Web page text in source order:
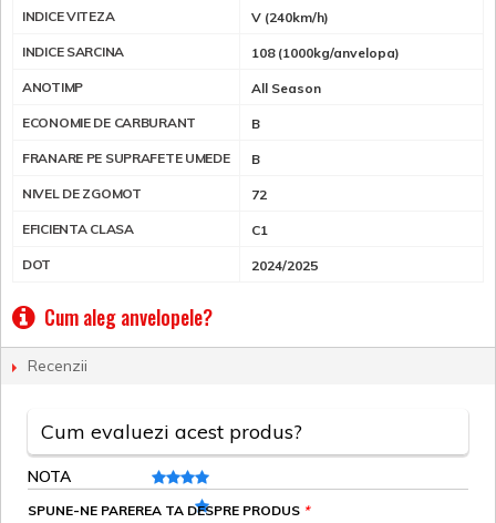
INDICE VITEZA V (240km/h)
INDICE SARCINA 108 (1000kg/anvelopa)
ANOTIMP All Season
ECONOMIE DE CARBURANT B
FRANARE PE SUPRAFETE UMEDE B
NIVEL DE ZGOMOT 72
EFICIENTA CLASA C1
DOT 2024/2025
Cum aleg anvelopele?
Recenzii
Cum evaluezi acest produs?
NOTA
*
SPUNE-NE PAREREA TA DESPRE PRODUS